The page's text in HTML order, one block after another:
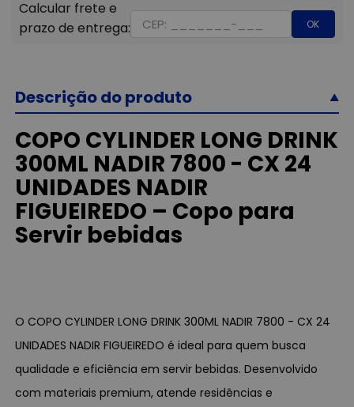
OK
Descrição do produto
COPO CYLINDER LONG DRINK
300ML NADIR 7800 - CX 24
UNIDADES NADIR
FIGUEIREDO – Copo para
Servir bebidas
O COPO CYLINDER LONG DRINK 300ML NADIR 7800 - CX 24
UNIDADES NADIR FIGUEIREDO é ideal para quem busca
qualidade e eficiência em servir bebidas. Desenvolvido
com materiais premium, atende residências e